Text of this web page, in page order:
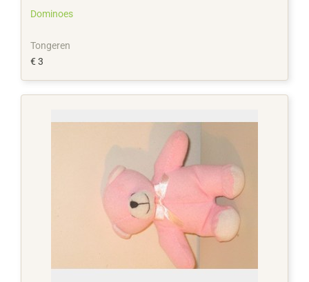
Dominoes
Tongeren
€ 3